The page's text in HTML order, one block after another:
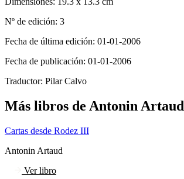
Nº de edición: 3
Fecha de última edición: 01-01-2006
Fecha de publicación: 01-01-2006
Traductor: Pilar Calvo
Más libros de Antonin Artaud
Cartas desde Rodez III
Antonin Artaud
Ver libro